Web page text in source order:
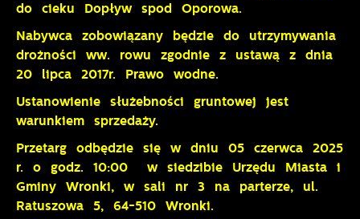
do cieku Dopływ spod Oporowa.
Nabywca zobowiązany będzie do utrzymywania
drożności ww. rowu zgodnie z ustawą z dnia
20 lipca 2017r. Prawo wodne.
Ustanowienie służebności gruntowej jest
warunkiem sprzedaży.
Przetarg odbędzie się w dniu 05 czerwca 2025
r. o godz. 10:00 w siedzibie Urzędu Miasta i
Gminy Wronki, w sali nr 3 na parterze, ul.
Ratuszowa 5, 64-510 Wronki.